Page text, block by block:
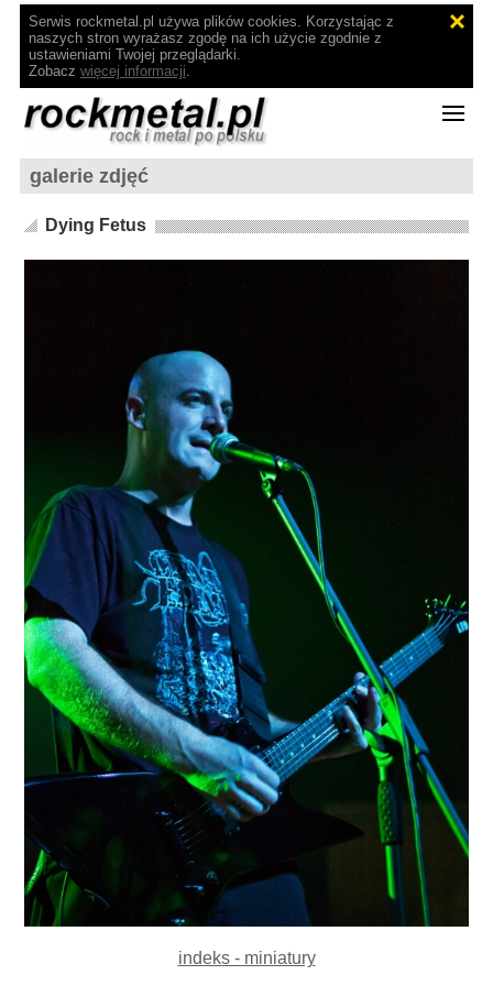
Serwis rockmetal.pl używa plików cookies. Korzystając z
naszych stron wyrażasz zgodę na ich użycie zgodnie z
ustawieniami Twojej przeglądarki.
Zobacz więcej informacji.
galerie zdjęć
Dying Fetus
indeks - miniatury